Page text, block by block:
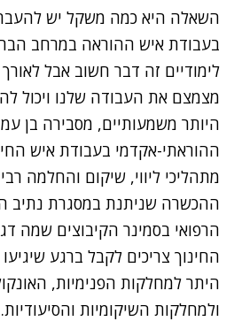
השאלה היא כמה משקל יש
בעבודת איש ההוראה במרחב
לימודיים זה דבר חשוב אבל
מצמצם את העבודה שלנו ויכול
היותר משמעותיים, מסבירה בן
ההוראתי-אקדמי בעבודת איש
מתהליכי ליווי, שיקום והחלמה
ההכשרה שניתנת במסגרת נתיב
הרפואי בסמינר הקיבוצים שמה
החינוך צריכים לקבל ברגע
היתר למחלקות הפנימיות,
ולמחלקות השיקומיות